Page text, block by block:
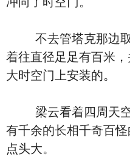
不去管塔克那边取
着往直径足足有百米
大时空门上安装的。
梁云看着四周天空
有千余的长相千奇百
点头大。